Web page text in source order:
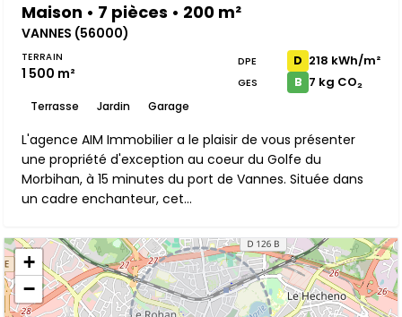
Maison • 7 pièces • 200 m²
VANNES (56000)
TERRAIN
1 500 m²
Terrasse Jardin Garage
DPE D 218 kWh/m²
GES B 7 kg CO₂
L'agence AIM Immobilier a le plaisir de vous présenter
une propriété d'exception au coeur du Golfe du
Morbihan, à 15 minutes du port de Vannes. Située dans
un cadre enchanteur, cet...
+
−